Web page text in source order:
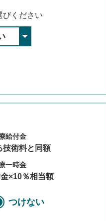
びください
給付金
技術料と同額
一時金
×10％相当額
つけない